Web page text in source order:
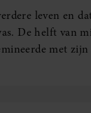
leven en
De helft van
met zijn